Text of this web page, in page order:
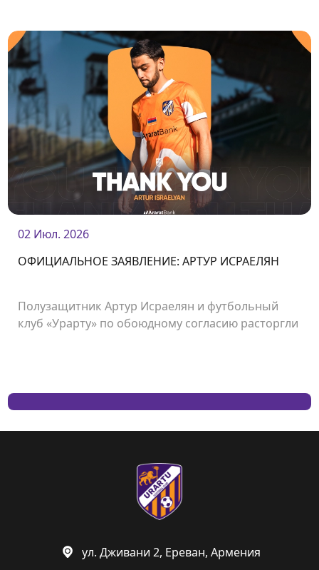
02 Июл. 2026
ОФИЦИАЛЬНОЕ ЗАЯВЛЕНИЕ: АРТУР ИСРАЕЛЯН
Полузащитник Артур Исраелян и футбольный
клуб «Урарту» по обоюдному согласию расторгли
ул. Дживани 2, Ереван, Армения